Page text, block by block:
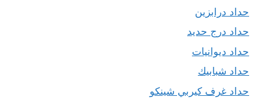
حداد درابزين
حداد درج حديد
حداد ديوانيات
حداد شبابيك
حداد غرف كيربي شينكو